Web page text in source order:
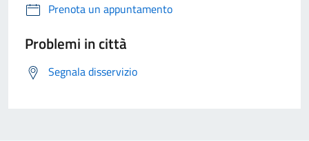
Prenota un appuntamento
Problemi in città
Segnala disservizio